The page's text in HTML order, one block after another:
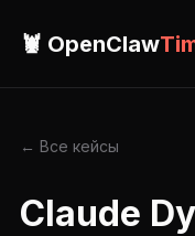
🦞 OpenClaw
← Все кейсы
Claude